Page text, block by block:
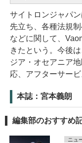
サイトロンジャパ
先立ち、各種法規
などに関して、
きたという。今後
ジア・オセアニア
応、アフターサー
本誌：宮本義朗
編集部のおすすめ
ニュ